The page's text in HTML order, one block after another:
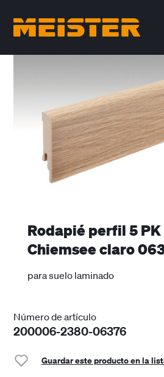
Rodapié perfil 5
Chiemsee claro
para suelo laminado
Número de artículo
200006-2380-06376
Guardar este producto en la